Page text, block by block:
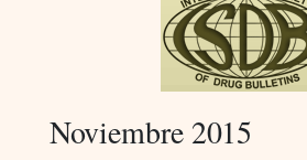
Noviembre 2015